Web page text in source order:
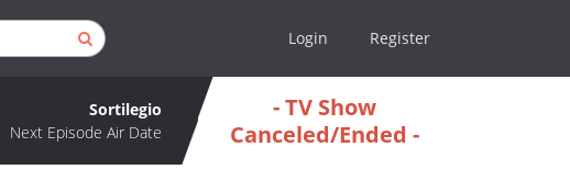
Login Register
Sortilegio
Next Episode Air Date
- TV Show
Canceled/Ended -